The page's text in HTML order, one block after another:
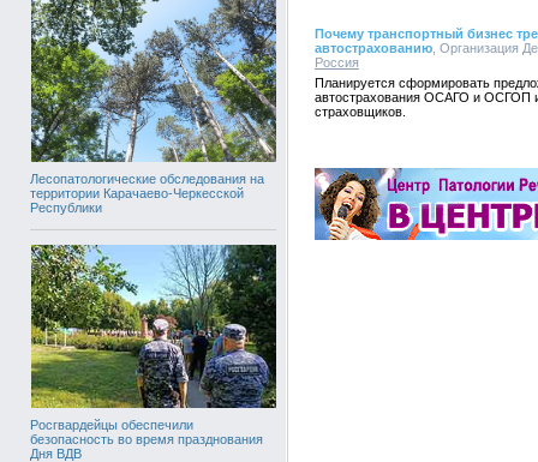
Лесопатологические обследования на
территории Карачаево-Черкесской
Республики
Росгвардейцы обеспечили
безопасность во время празднования
Дня ВДВ
Почему транспортный бизнес
автострахованию , Организация
Россия
Планируется сформировать
автострахования ОСАГО и ОСГОП и
страховщиков.